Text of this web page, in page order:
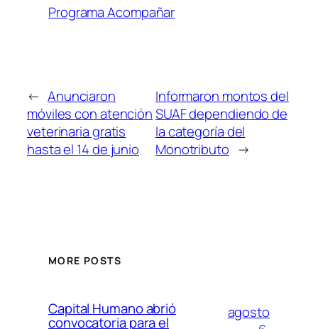
Programa Acompañar
← Anunciaron
móviles con atención
veterinaria gratis
hasta el 14 de junio
Informaron montos del
SUAF dependiendo de
la categoría del
Monotributo →
MORE POSTS
Capital Humano abrió
convocatoria para el
agosto